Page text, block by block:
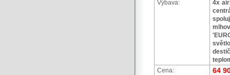
Výbava:
4x
Cena:
64